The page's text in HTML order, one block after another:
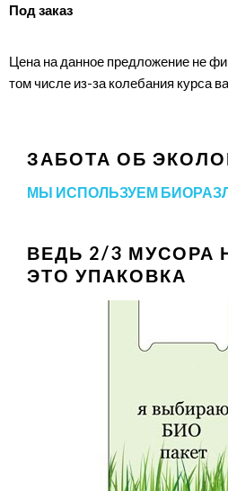
Под заказ
Цена на данное предложение не
том числе из-за колебания курса
ЗАБОТА ОБ
МЫ ИСПОЛЬЗУЕМ
ВЕДЬ 2/3 МУСОРА
ЭТО УПАКОВКА